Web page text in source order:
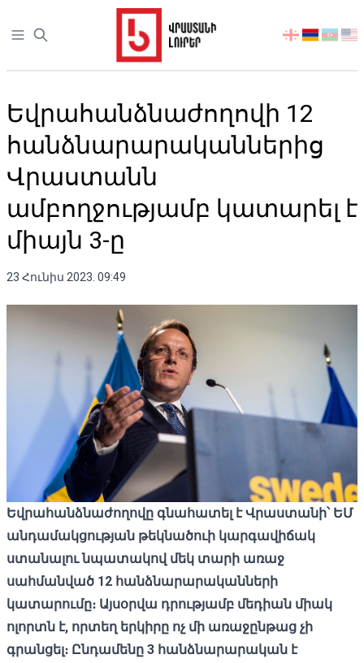
Open sidebar
აირჩიეთ
Եվրահանձնաժողովի 12
հանձնարարականներից
Վրաստանն
ամբողջությամբ կատարել է
միայն 3-ը
23 Հունիս 2023. 09:49
Եվրահանձնաժողովը գնահատել է Վրաստանի՝ ԵՄ
անդամակցության թեկնածուի կարգավիճակ
ստանալու նպատակով մեկ տարի առաջ
սահմանված 12 հանձնարարականների
կատարումը։ Այսօրվա դրությամբ մեդիան միակ
ոլորտն է, որտեղ երկիրը ոչ մի առաջընթաց չի
գրանցել։ Ընդամենը 3 հանձնարարական է